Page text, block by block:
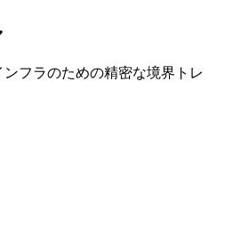
フラのための精密な境界トレ